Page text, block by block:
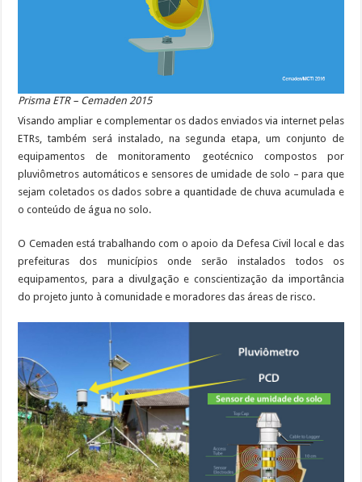
Prisma ETR – Cemaden 2015
Visando ampliar e complementar os dados enviados via internet pelas
ETRs, também será instalado, na segunda etapa, um conjunto de
equipamentos de monitoramento geotécnico compostos por
pluviômetros automáticos e sensores de umidade de solo – para que
sejam coletados os dados sobre a quantidade de chuva acumulada e
o conteúdo de água no solo.
O Cemaden está trabalhando com o apoio da Defesa Civil local e das
prefeituras dos municípios onde serão instalados todos os
equipamentos, para a divulgação e conscientização da importância
do projeto junto à comunidade e moradores das áreas de risco.